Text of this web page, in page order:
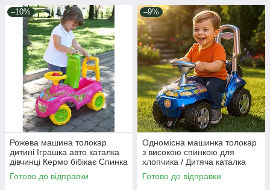
–10%
Рожева машина толокар
дитині Іграшка авто каталка
дівчинці Кермо бібікає Спинка
кріпиться Багажник для
дрібниць
Готово до відправки
–9%
Одномісна машинка толокар
з високою спинкою для
хлопчика / Дитяча каталка
для раннього розвитку
Сигнал Синій
Готово до відправки